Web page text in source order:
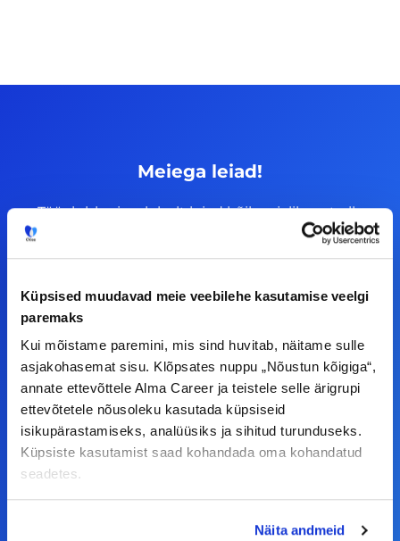
Küpsised muudavad meie veebilehe kasutamise veelgi
paremaks
Kui mõistame paremini, mis sind huvitab, näitame sulle
asjakohasemat sisu. Klõpsates nuppu „Nõustun kõigiga“,
annate ettevõttele Alma Career ja teistele selle ärigrupi
ettevõtetele nõusoleku kasutada küpsiseid
isikupärastamiseks, analüüsiks ja sihitud turunduseks.
Küpsiste kasutamist saad kohandada oma kohandatud
seadetes.
Näita andmeid
Meiega leiad!
Tööelublogi.ee lehelt leiad kõik vajaliku, et olla
kursis tööturu uudistega. Kui sul on
ettepanekuid erinevate teemade osas või soovid
F
a
c
e
b
I
n
s
t
a
L
i
n
k
e
Y
o
u
t
u
© Alma Career Estonia OÜ